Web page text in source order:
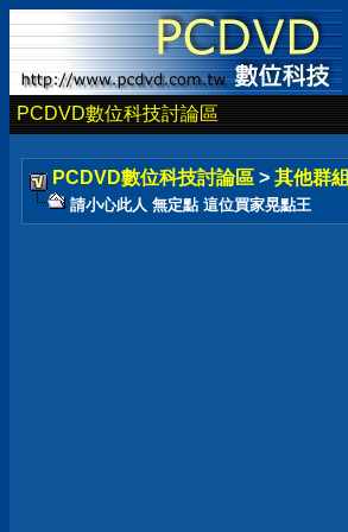
PCDVD數位科技討論區
PCDVD數位科技討論區 > 其他群組
請小心此人 無定點 這位買家晃點王